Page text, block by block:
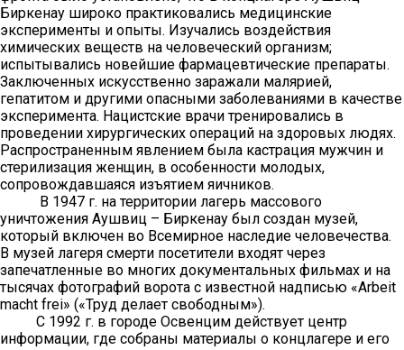
Биркенау широко практиковались медицинские
эксперименты и опыты. Изучались воздействия
химических веществ на человеческий организм;
испытывались новейшие фармацевтические препараты.
Заключенных искусственно заражали малярией,
гепатитом и другими опасными заболеваниями в качестве
эксперимента. Нацистские врачи тренировались в
проведении хирургических операций на здоровых людях.
Распространенным явлением была кастрация мужчин и
стерилизация женщин, в особенности молодых,
сопровождавшаяся изъятием яичников.
В 1947 г. на территории лагерь массового
уничтожения Аушвиц – Биркенау был создан музей,
который включен во Всемирное наследие человечества.
В музей лагеря смерти посетители входят через
запечатленные во многих документальных фильмах и на
тысячах фотографий ворота с известной надписью «Arbeit
macht frei» («Труд делает свободным»).
С 1992 г. в городе Освенцим действует центр
информации, где собраны материалы о концлагере и его